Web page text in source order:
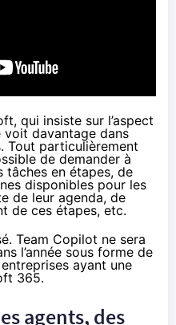
qui insiste sur l’aspect
voit davantage dans
Tout particulièrement
de demander à
tâches en étapes, de
disponibles pour les
de leur agenda, de
de ces étapes, etc.
Team Copilot ne sera
l’année sous forme de
ayant une
365.
agents, des